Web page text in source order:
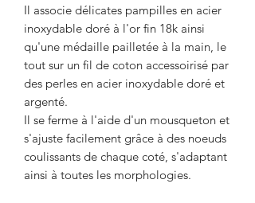
Il associe délicates pampilles en acier
inoxydable doré à l'or fin 18k ainsi
qu'une médaille pailletée à la main, le
tout sur un fil de coton accessoirisé par
des perles en acier inoxydable doré et
argenté.
Il se ferme à l'aide d'un mousqueton et
s'ajuste facilement grâce à des noeuds
coulissants de chaque coté, s'adaptant
ainsi à toutes les morphologies.